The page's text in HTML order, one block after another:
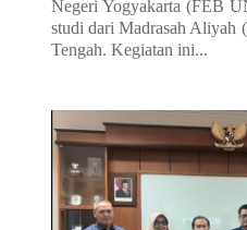
Yogyakarta, 19 Juni 2025
Ekonomi Fakultas
Tengah. Kegiatan ini...